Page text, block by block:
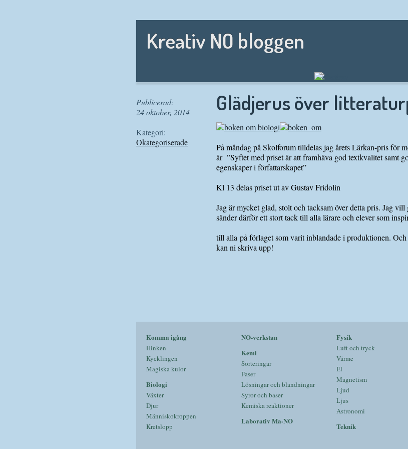
Kreativ NO bloggen
Publicerad:
24 oktober, 2014
Kategori:
Okategoriserade
Glädjerus över
På måndag på Skolforum tilldelas jag årets Lärkan-pris för
är ”Syftet med priset är att framhäva god textkvalitet samt
egenskaper i författarskapet”
Kl 13 delas priset ut av Gustav Fridolin
Jag är mycket glad, stolt och tacksam över detta pris. Jag
sänder därför ett stort tack till alla lärare och elever som
till alla på förlaget som varit inblandade i produktionen.
kan ni skriva upp!
Komma igång
Hinken
Kycklingen
Magiska kulor
Biologi
Växter
Djur
Människokroppen
Kretslopp
NO-verkstan
Kemi
Sorteringar
Faser
Lösningar och blandningar
Syror och baser
Kemiska reaktioner
Laborativ Ma-NO
Fysik
Luft och tryck
Värme
El
Magnetism
Ljud
Ljus
Astronomi
Teknik